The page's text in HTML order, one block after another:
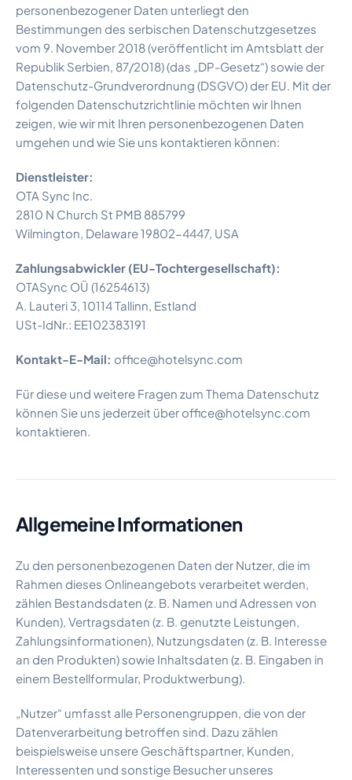
personenbezogener Daten unterliegt den
Bestimmungen des serbischen Datenschutzgesetzes
vom 9. November 2018 (veröffentlicht im Amtsblatt der
Republik Serbien, 87/2018) (das „DP-Gesetz“) sowie der
Datenschutz-Grundverordnung (DSGVO) der EU. Mit der
folgenden Datenschutzrichtlinie möchten wir Ihnen
zeigen, wie wir mit Ihren personenbezogenen Daten
umgehen und wie Sie uns kontaktieren können:
Dienstleister:
OTA Sync Inc.
2810 N Church St PMB 885799
Wilmington, Delaware 19802-4447, USA
Zahlungsabwickler (EU-Tochtergesellschaft):
OTASync OÜ (16254613)
A. Lauteri 3, 10114 Tallinn, Estland
USt-IdNr.: EE102383191
Kontakt-E-Mail: office@hotelsync.com
Für diese und weitere Fragen zum Thema Datenschutz
können Sie uns jederzeit über office@hotelsync.com
kontaktieren.
Allgemeine Informationen
Zu den personenbezogenen Daten der Nutzer, die im
Rahmen dieses Onlineangebots verarbeitet werden,
zählen Bestandsdaten (z. B. Namen und Adressen von
Kunden), Vertragsdaten (z. B. genutzte Leistungen,
Zahlungsinformationen), Nutzungsdaten (z. B. Interesse
an den Produkten) sowie Inhaltsdaten (z. B. Eingaben in
einem Bestellformular, Produktwerbung).
„Nutzer“ umfasst alle Personengruppen, die von der
Datenverarbeitung betroffen sind. Dazu zählen
beispielsweise unsere Geschäftspartner, Kunden,
Interessenten und sonstige Besucher unseres